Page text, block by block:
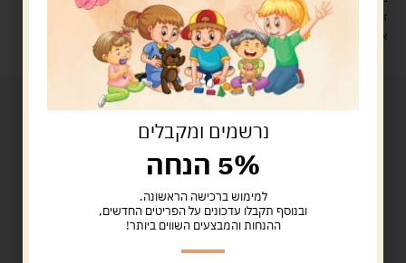
זמן אספקה: עד 4 ימי עסקים.
איסוף עצמי: מ"ביתר טויס" רחוב בניין דוד 18, ביתר עילית.
נרשמים ומקבלים
5% הנחה
למימוש ברכישה הראשונה.
ובנוסף תקבלו עדכונים על הפריטים החדשים,
ההנחות והמבצעים השווים ביותר!